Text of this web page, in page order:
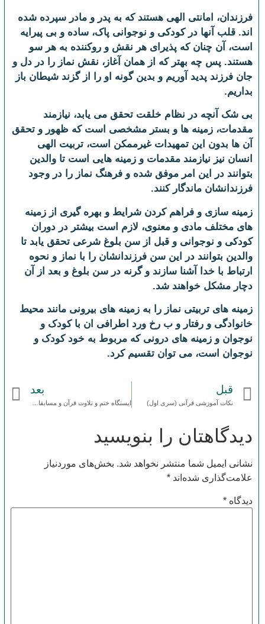
فرزندان، امانتی الهی هستند که به پدر و مادر سپرده شده
اند. قلب آنها در کودکی و نوجوانی پاک، ساده و بی پیرایه
است، آن چنان که پذیرای هر نقش و روکننده به هر سو
هستند. پس چه بهتر که از همان آغاز، نقش نماز را در دل و
جان فرزند پدید آوریم و بدین گونه او را از گزند شیطان باز
بداریم.
بی شک آنچه در نظام خلقت تحقق مى یابد، نیازمند
مقدمات، زمینه ها و بستر مشخصى است که ظهور و تحقق
آن ها بدون این تمهیدات غیرممکن است، تربیت الهى
انسان نیز نیازمند مقدمات و زمینه هایى است تا والدین
بتوانند در این امر موفق شده و فرهنگ نماز را در وجود
فرزندانشان ماندگار کنند.
زمینه سازى و فراهم کردن شرایط و بهره گیرى از زمینه
هاى مختلف مادى و معنوى، لازم است بیشتر در دوران
کودکى و نوجوانى و قبل از سن بلوغ شرعى تحقق یابد تا
والدین بتوانند در این سن فرزندانشان را با نماز و نحوه
ارتباط با خدا آشنا سازند و گرنه در سن بلوغ و بعد از آن
دچار مشکل خواهند شد.
زمینه هاى تربیتى نماز را به زمینه هاى بیرونى مانند محیط
خانوادگى و رفتار و ب رخ ورد اطرافی ان با کودک و
نوجوان و زمینه هاى درونى که مربوط به خود کودک و
نوجوان است، می توان تقسیم کرد.
قبل
نکات آموزشی قرآنی (سری اول)
بعد
دیدگاهتان را بنویسید
نشانی ایمیل شما منتشر نخواهد شد. بخش‌های موردنیاز
علامت‌گذاری شده‌اند *
دیدگاه *